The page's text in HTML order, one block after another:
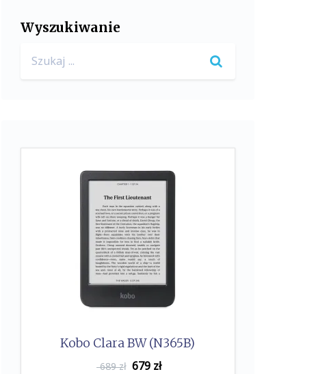
Wyszukiwanie
for:
Kobo Clara BW (N365B)
689 zł 679zł